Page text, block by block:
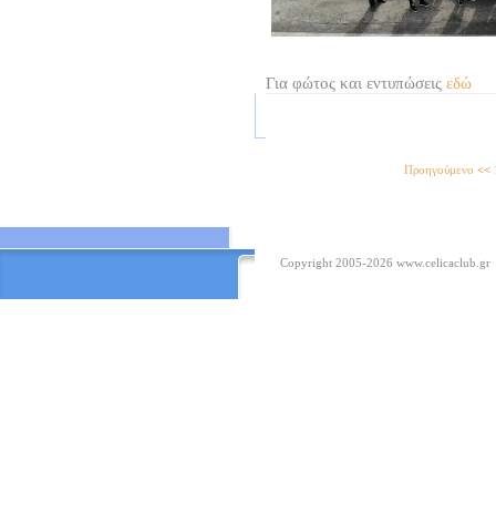
Για φώτος και εντυπώσεις εδώ
Προηγούμενο <<
Copyright 2005-2026 www.celicaclub.gr